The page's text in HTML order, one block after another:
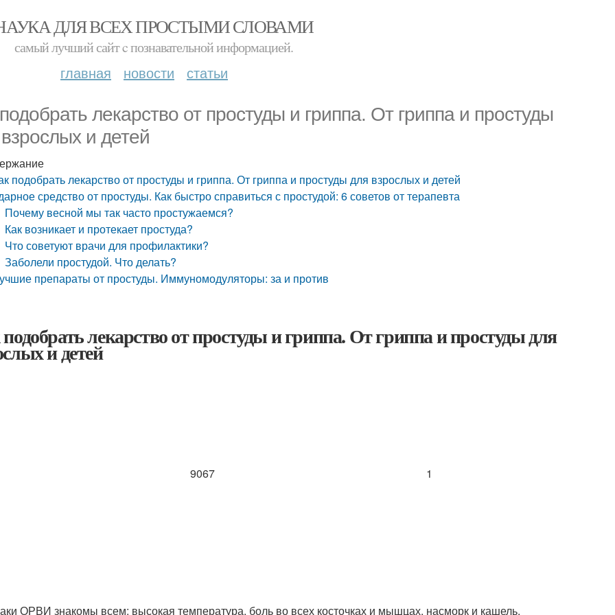
ДЛЯ ВСЕХ ПРОСТЫМИ СЛОВАМИ
самый лучший сайт c познавательной информацией.
главная новости статьи
лекарство от простуды и гриппа. От гриппа и простуды
и детей
подобрать лекарство от простуды и гриппа. От гриппа и простуды для взрослых и детей
средство от простуды. Как быстро справиться с простудой: 6 советов от терапевта
Почему весной мы так часто простужаемся?
Как возникает и протекает простуда?
Что советуют врачи для профилактики?
Заболели простудой. Что делать?
препараты от простуды. Иммуномодуляторы: за и против
лекарство от простуды и гриппа. От гриппа и простуды для
и детей
9067 1
ОРВИ знакомы всем: высокая температура, боль во всех косточках и мышцах, насморк и кашель,